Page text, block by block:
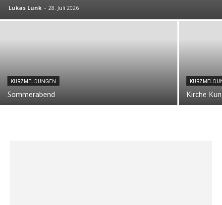
Lukas Lunk - 28. Juli 2026
KURZMELDUNGEN
Sommerabend Kirche